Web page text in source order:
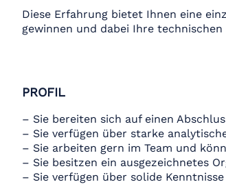
Diese Erfahrung bietet Ihnen eine
gewinnen und dabei Ihre
PROFIL
– Sie bereiten sich auf einen
– Sie verfügen über starke
– Sie arbeiten gern im Team und
– Sie besitzen ein ausgezeichnetes
– Sie verfügen über solide